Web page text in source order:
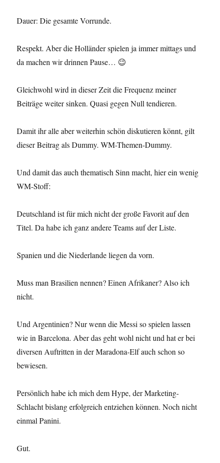
Dauer: Die gesamte Vorrunde.
Respekt. Aber die Holländer spielen ja immer mittags und
da machen wir drinnen Pause… 😉
Gleichwohl wird in dieser Zeit die Frequenz meiner
Beiträge weiter sinken. Quasi gegen Null tendieren.
Damit ihr alle aber weiterhin schön diskutieren könnt, gilt
dieser Beitrag als Dummy. WM-Themen-Dummy.
Und damit das auch thematisch Sinn macht, hier ein wenig
WM-Stoff:
Deutschland ist für mich nicht der große Favorit auf den
Titel. Da habe ich ganz andere Teams auf der Liste.
Spanien und die Niederlande liegen da vorn.
Muss man Brasilien nennen? Einen Afrikaner? Also ich
nicht.
Und Argentinien? Nur wenn die Messi so spielen lassen
wie in Barcelona. Aber das geht wohl nicht und hat er bei
diversen Auftritten in der Maradona-Elf auch schon so
bewiesen.
Persönlich habe ich mich dem Hype, der Marketing-
Schlacht bislang erfolgreich entziehen können. Noch nicht
einmal Panini.
Gut.